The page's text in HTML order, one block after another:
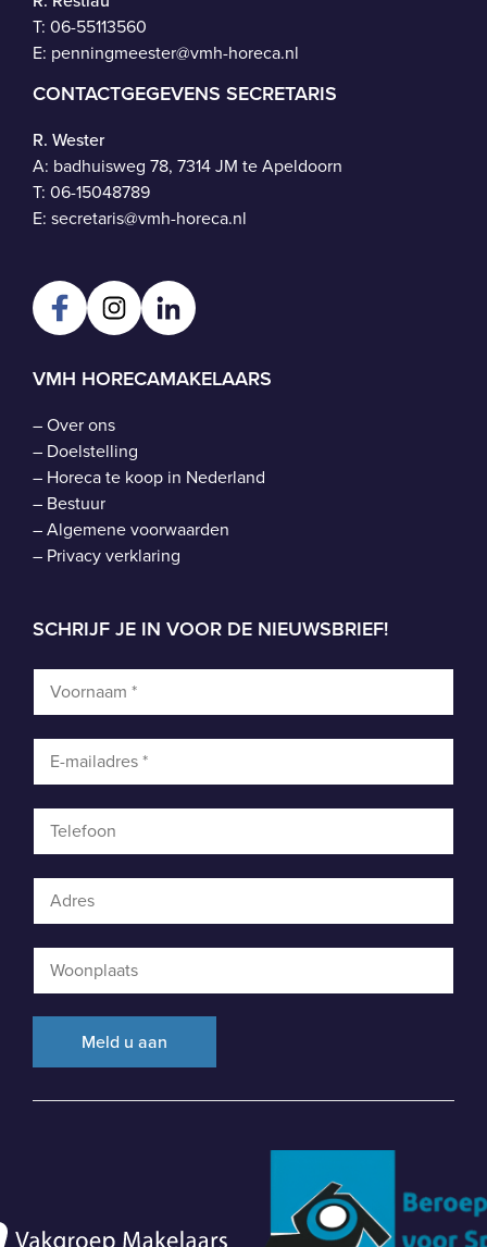
T: 06-55113560
E: penningmeester@vmh-horeca.nl
CONTACTGEGEVENS SECRETARIS
R. Wester
A: badhuisweg 78, 7314 JM te Apeldoorn
T: 06-15048789
E: secretaris@vmh-horeca.nl
VMH HORECAMAKELAARS
–Over ons
– Doelstelling
– Horeca te koop in Nederland
– Bestuur
–Algemene voorwaarden
– Privacy verklaring
SCHRIJF JE IN VOOR DE NIEUWSBRIEF!